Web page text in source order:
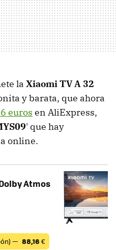
la Xiaomi TV A 32
y barata, que ahora
euros en AliExpress,
' que hay
online.
Atmos
— 88,16 €